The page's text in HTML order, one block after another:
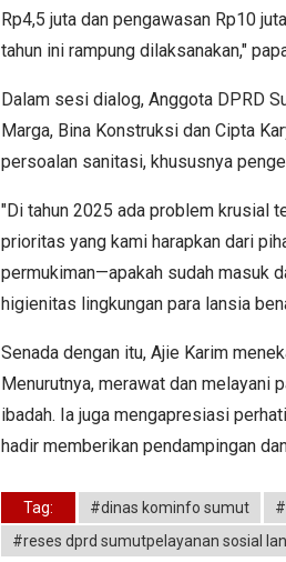
Rp4,5 juta dan pengawasan Rp10
tahun ini rampung dilaksanakan,"
Dalam sesi dialog, Anggota DPRD
Marga, Bina Konstruksi dan Cipta
persoalan sanitasi, khususnya
"Di tahun 2025 ada problem krusial
prioritas yang kami harapkan dari
permukiman—apakah sudah masuk
higienitas lingkungan para lansia
Senada dengan itu, Ajie Karim
Menurutnya, merawat dan melayani
ibadah. Ia juga mengapresiasi
hadir memberikan pendampingan
Tag: #dinas kominfo sumut
#reses dprd sumutpelayanan sosial